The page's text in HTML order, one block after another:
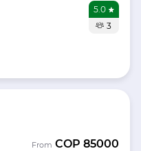
5.0
3
From COP 85000